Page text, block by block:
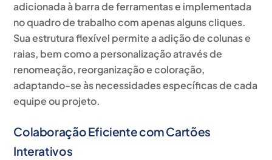
adicionada à barra de ferramentas e implementada
no quadro de trabalho com apenas alguns cliques.
Sua estrutura flexível permite a adição de colunas e
raias, bem como a personalização através de
renomeação, reorganização e coloração,
adaptando-se às necessidades específicas de cada
equipe ou projeto.
Colaboração Eficiente com Cartões
Interativos